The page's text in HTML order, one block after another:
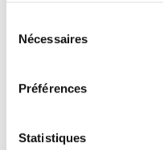
Nécessaires
Préférences
Statistiques